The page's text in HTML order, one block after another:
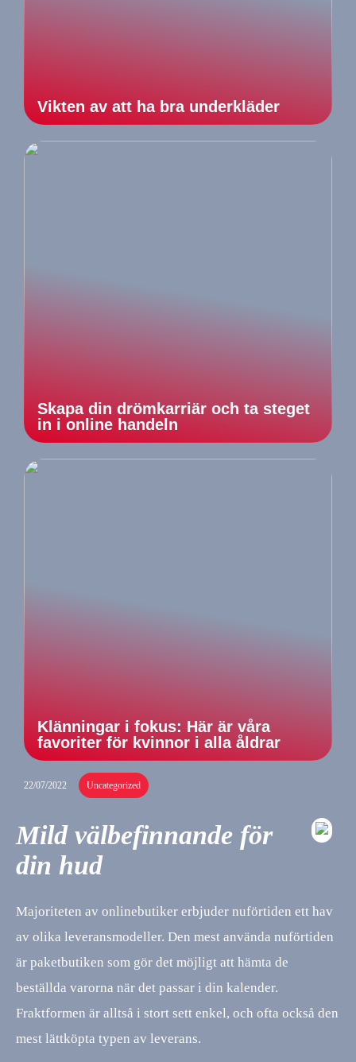
Vikten av att ha bra underkläder
Skapa din drömkarriär och ta steget
in i online handeln
Klänningar i fokus: Här är våra
favoriter för kvinnor i alla åldrar
22/07/2022 Uncategorized
Mild välbefinnande för
din hud
Majoriteten av onlinebutiker erbjuder nuförtiden ett hav
av olika leveransmodeller. Den mest använda nuförtiden
är paketbutiken som gör det möjligt att hämta de
beställda varorna när det passar i din kalender.
Fraktformen är alltså i stort sett enkel, och ofta också den
mest lättköpta typen av leverans.